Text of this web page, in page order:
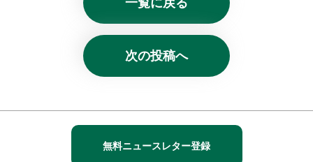
次の投稿へ
無料ニュースレター登録